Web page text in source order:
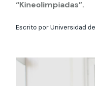
cursos
Especialidades y
Te puede
interesar:
vinculación con la
Extensión Cultural
Te puede interesar:
intercambio
Servicios y apoyos
Te puede
interesar:
“Kineolimpiadas”.
Escrito por Universidad